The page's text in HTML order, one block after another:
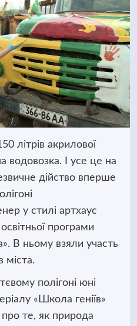
літрів акрилової
водовозка. І усе це на
дійство вперше
у стилі артхаус
програми
В ньому взяли участь
міста.
полігоні юні
«Школа геніїв»
те, як природа